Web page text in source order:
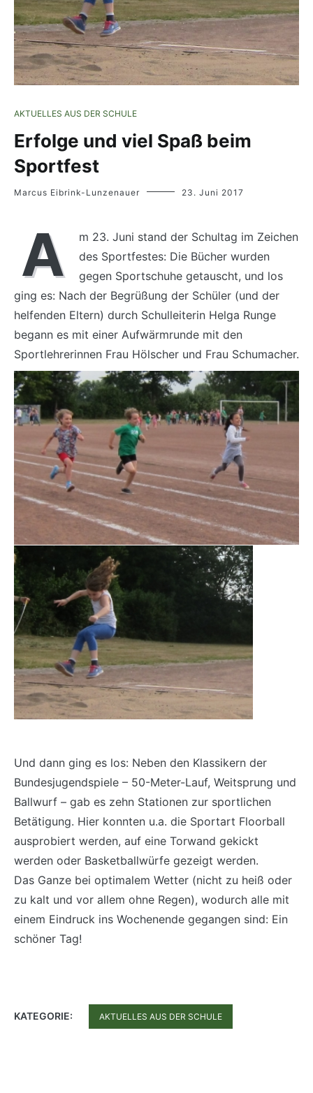
AKTUELLES AUS DER SCHULE
Erfolge und viel Spaß beim
Sportfest
Marcus Eibrink-Lunzenauer 23. Juni 2017
A
m 23. Juni stand der Schultag im Zeichen
des Sportfestes: Die Bücher wurden
gegen Sportschuhe getauscht, und los
ging es: Nach der Begrüßung der Schüler (und der
helfenden Eltern) durch Schulleiterin Helga Runge
begann es mit einer Aufwärmrunde mit den
Sportlehrerinnen Frau Hölscher und Frau Schumacher.
Und dann ging es los: Neben den Klassikern der
Bundesjugendspiele – 50-Meter-Lauf, Weitsprung und
Ballwurf – gab es zehn Stationen zur sportlichen
Betätigung. Hier konnten u.a. die Sportart Floorball
ausprobiert werden, auf eine Torwand gekickt
werden oder Basketballwürfe gezeigt werden.
Das Ganze bei optimalem Wetter (nicht zu heiß oder
zu kalt und vor allem ohne Regen), wodurch alle mit
einem Eindruck ins Wochenende gegangen sind: Ein
schöner Tag!
KATEGORIE: AKTUELLES AUS DER SCHULE